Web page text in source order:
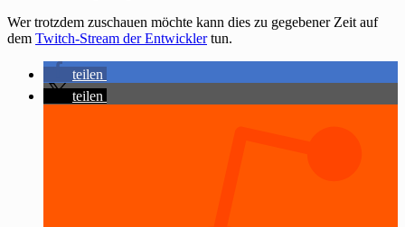
Wer trotzdem zuschauen möchte kann dies zu gegebener Zeit auf
dem Twitch-Stream der Entwicklertun.
teilen
teilen